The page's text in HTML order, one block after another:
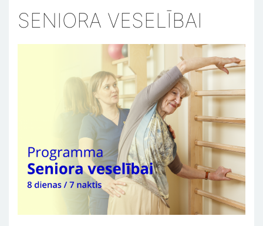
SENIORA VESELĪBAI